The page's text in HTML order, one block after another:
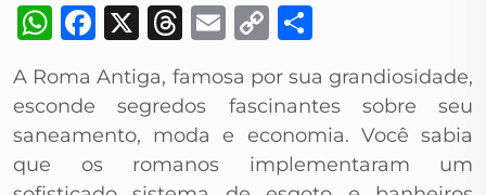
WhatsApp
Facebook
X Threads
Email
Copy
A Roma Antiga, famosa por sua grandiosidade,
esconde segredos fascinantes sobre seu
saneamento, moda e economia. Você sabia
que os romanos implementaram um